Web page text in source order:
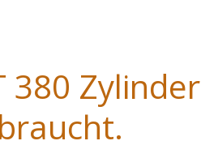
380 Zylinder